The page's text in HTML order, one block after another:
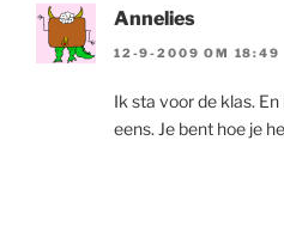
Annelies
12-9-2009 OM 18:49
Ik sta voor de klas.
eens. Je bent hoe je